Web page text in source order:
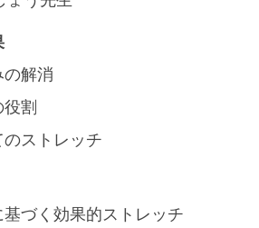
解消
割
ストレッチ
づく効果的ストレッチ